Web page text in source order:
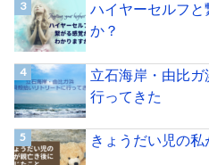
ハイヤーセルフ
か？
立石海岸・由比
行ってきた
きょうだい児の